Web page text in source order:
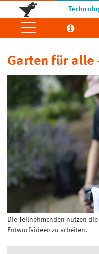
Garten für alle
Die Teilnehmenden nutzen
Entwurfsideen zu arbeiten.